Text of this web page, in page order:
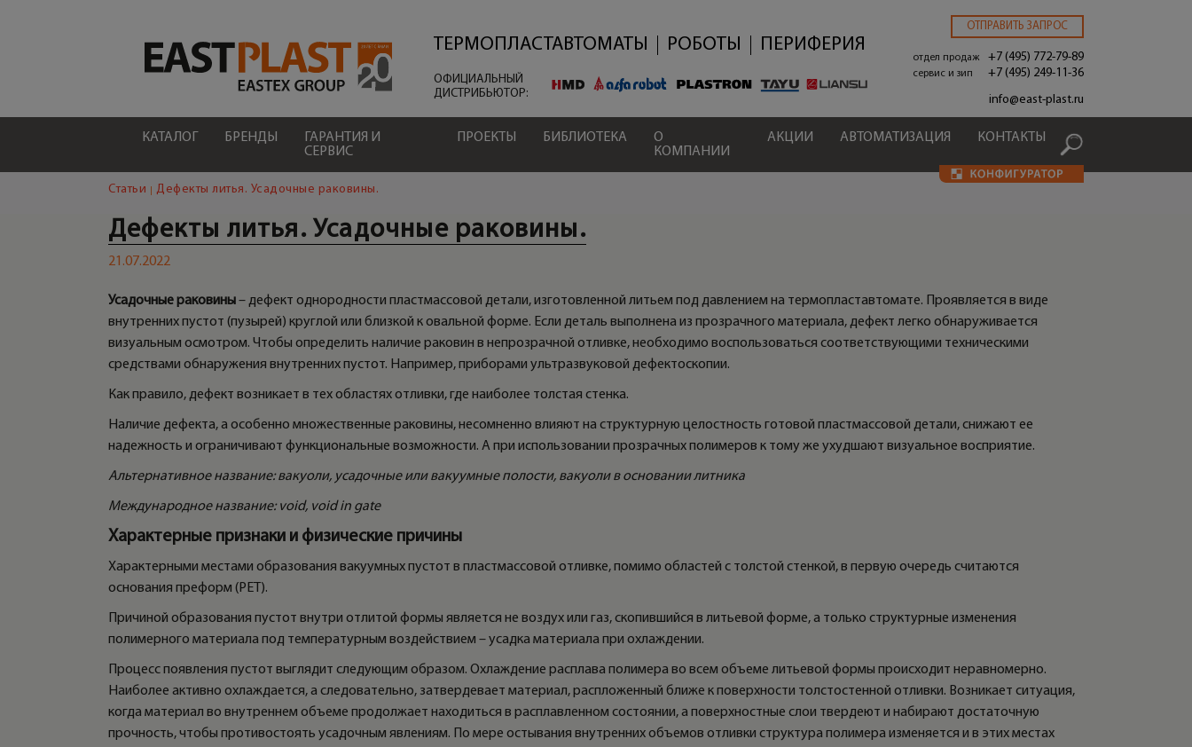
содержанию
ТЕРМОПЛАСТАВТОМАТЫ РОБОТЫ ПЕРИФЕРИЯ
ОФИЦИАЛЬНЫЙ
ДИСТРИБЬЮТОР:
ОТПРАВИТЬ ЗАПРОС
отдел продаж +7 (495) 772-79-89
сервис и зип
+7 (495) 249-11-36
info@east-plast.ru
КАТАЛОГ БРЕНДЫ
ГАРАНТИЯ И
СЕРВИС
ПРОЕКТЫ БИБЛИОТЕКА
О
КОМПАНИИ
АКЦИИ АВТОМАТИЗАЦИЯ КОНТАКТЫ
Статьи Дефекты литья. Усадочные раковины.
Дефекты литья. Усадочные раковины.
21.07.2022
Усадочные раковины– дефект однородности пластмассовой детали, изготовленной литьем под давлением на термопластавтомате. Проявляется в виде
внутренних пустот (пузырей) круглой или близкой к овальной форме. Если деталь выполнена из прозрачного материала, дефект легко обнаруживается
визуальным осмотром. Чтобы определить наличие раковин в непрозрачной отливке, необходимо воспользоваться соответствующими техническими
средствами обнаружения внутренних пустот. Например, приборами ультразвуковой дефектоскопии.
Как правило, дефект возникает в тех областях отливки, где наиболее толстая стенка.
Наличие дефекта, а особенно множественные раковины, несомненно влияют на структурную целостность готовой пластмассовой детали, снижают ее
надежность и ограничивают функциональные возможности. А при использовании прозрачных полимеров к тому же ухудшают визуальное восприятие.
Альтернативное название: вакуоли, усадочные или вакуумные полости, вакуоли в основании литника
Международное название: void, void in gate
Характерные признаки и физические причины
Характерными местами образования вакуумных пустот в пластмассовой отливке, помимо областей с толстой стенкой, в первую очередь считаются
основания преформ (РЕТ).
Причиной образования пустот внутри отлитой формы является не воздух или газ, скопившийся в литьевой форме, а только структурные изменения
полимерного материала под температурным воздействием – усадка материала при охлаждении.
Процесс появления пустот выглядит следующим образом. Охлаждение расплава полимера во всем объеме литьевой формы происходит неравномерно.
Наиболее активно охлаждается, а следовательно, затвердевает материал, распложенный ближе к поверхности толстостенной отливки. Возникает ситуация,
когда материал во внутреннем объеме продолжает находиться в расплавленном состоянии, а поверхностные слои твердеют и набирают достаточную
прочность, чтобы противостоять усадочным явлениям. По мере остывания внутренних объемов отливки структура полимера изменяется и в этих местах